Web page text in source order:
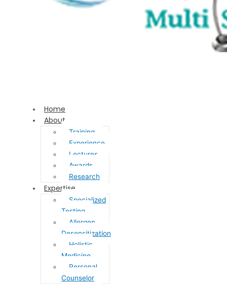
Home
About
Training
Experience
Lectures
Awards
Research
Expertise
Specialized
Testing
Allergen
Desensitization
Holistic
Medicine
Personal
Counselor